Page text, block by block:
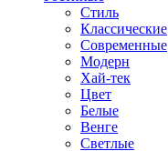
Стиль
Классические
Современные
Модерн
Хай-тек
Цвет
Белые
Венге
Светлые